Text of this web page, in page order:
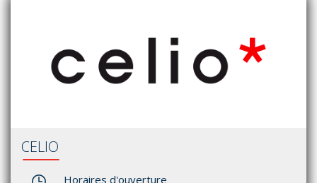
CELIO
Horaires d'ouverture